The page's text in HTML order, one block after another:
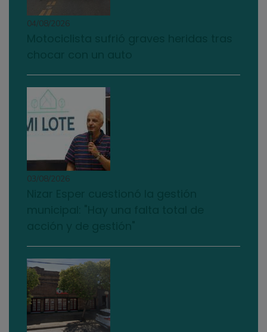
04/08/2026
03/08/2026